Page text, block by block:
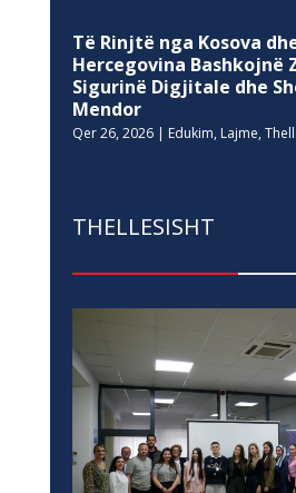
Të Rinjtë nga Kosova
Hercegovina Bashkojnë
Sigurinë Digjitale dhe
Mendor
Qer 26, 2026| Edukim, Lajme,
THELLESISHT